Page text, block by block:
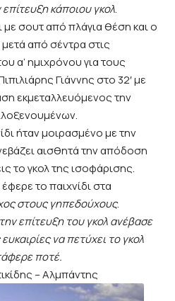
κάποιου γκολ.
με σουτ από πλάγια θέση και ο
από σέντρα στις
α’ ημιχρόνου για τους
Γιάννης στο 32′ με
εκμεταλλευόμενος την
ήταν μοιρασμένο με την
αισθητά την απόδοση
το γκολ της ισοφάρισης.
το παιχνίδι στα
στους γηπεδούχους.
επίτευξη του γκολ ανέβασε
να πετύχει το γκολ
ποτέ.
– Αλμπάντης